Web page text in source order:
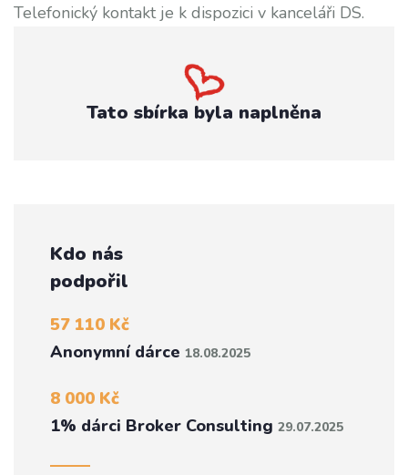
Telefonický kontakt je k dispozici v kanceláři DS.
Tato sbírka byla naplněna
Kdo nás
podpořil
57 110 Kč
Anonymní dárce 18.08.2025
8 000 Kč
1% dárci Broker Consulting 29.07.2025